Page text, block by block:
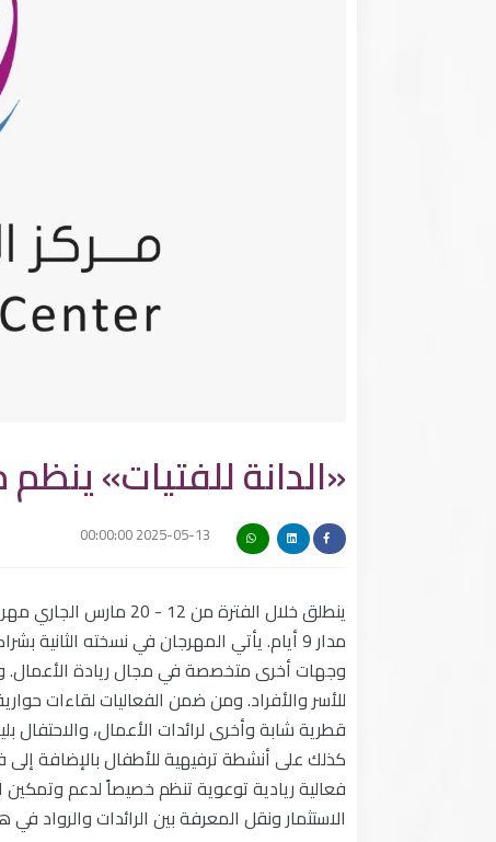
«الدانة للفتيات»
2025-05-13 00:00:00
ينطلق خلال الفترة
مدار 9 أيام. يأتي المهرجان في نسخته
وجهات أخرى متخصصة في مجال ريادة الأعمال.
للأسر والأفراد. ومن ضمن الفعاليات لقاءات
قطرية شابة وأخرى لرائدات الأعمال،
كذلك على أنشطة ترفيهية للأطفال بالإضافة
فعالية ريادية توعوية تنظم خصيصاً لدعم
الاستثمار ونقل المعرفة بين الرائدات والرواد في